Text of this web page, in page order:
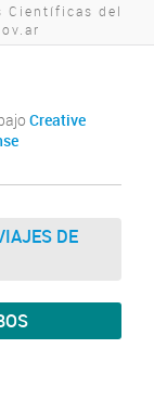
Científicas del
Creative
DE